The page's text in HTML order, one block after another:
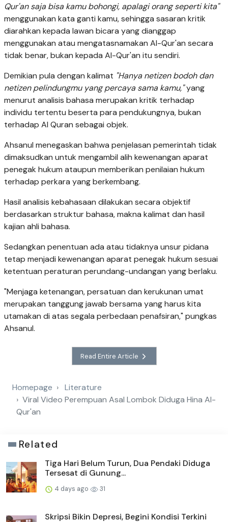
Qur'an saja bisa kamu bohongi, apalagi orang seperti kita"
menggunakan kata ganti kamu, sehingga sasaran kritik
diarahkan kepada lawan bicara yang dianggap
menggunakan atau mengatasnamakan Al-Qur'an secara
tidak benar, bukan kepada Al-Qur'an itu sendiri.
Demikian pula dengan kalimat "Hanya netizen bodoh dan
netizen pelindungmu yang percaya sama kamu,"yang
menurut analisis bahasa merupakan kritik terhadap
individu tertentu beserta para pendukungnya, bukan
terhadap Al Quran sebagai objek.
Ahsanul menegaskan bahwa penjelasan pemerintah tidak
dimaksudkan untuk mengambil alih kewenangan aparat
penegak hukum ataupun memberikan penilaian hukum
terhadap perkara yang berkembang.
Hasil analisis kebahasaan dilakukan secara objektif
berdasarkan struktur bahasa, makna kalimat dan hasil
kajian ahli bahasa.
Sedangkan penentuan ada atau tidaknya unsur pidana
tetap menjadi kewenangan aparat penegak hukum sesuai
ketentuan peraturan perundang-undangan yang berlaku.
"Menjaga ketenangan, persatuan dan kerukunan umat
merupakan tanggung jawab bersama yang harus kita
utamakan di atas segala perbedaan penafsiran," pungkas
Ahsanul.
Read Entire Article
Homepage
Literature
Viral Video Perempuan Asal Lombok Diduga Hina Al-
Qur'an
Related
Tiga Hari Belum Turun, Dua Pendaki Diduga
Tersesat di Gunung...
4 days ago 31
Skripsi Bikin Depresi, Begini Kondisi Terkini